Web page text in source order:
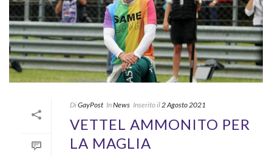
DiGayPost InNews Inserito il2 Agosto 2021
VETTEL AMMONITO PER
LA MAGLIA